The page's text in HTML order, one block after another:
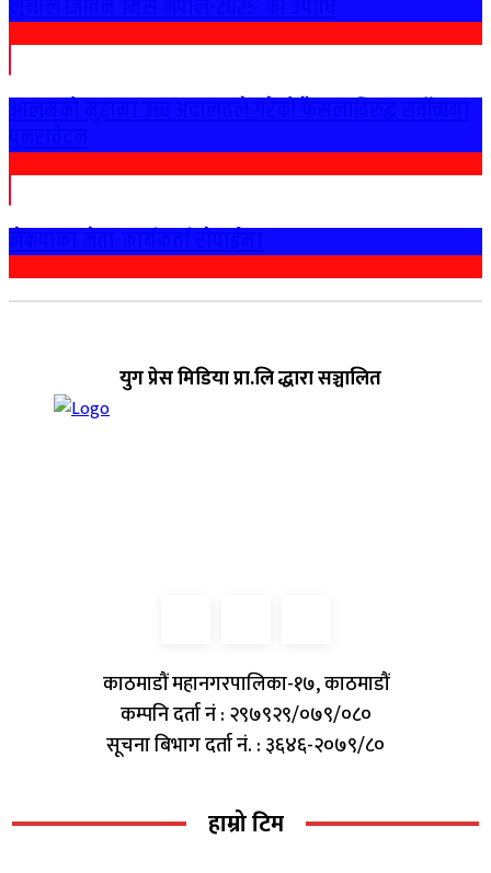
युग प्रेस मिडिया प्रा.लि द्धारा सञ्चालित
काठमाडौं महानगरपालिका-१७, काठमाडौं
कम्पनि दर्ता नं : २९७९२९/०७९/०८०
सूचना बिभाग दर्ता नं. : ३६४६-२०७९/८०
हाम्रो टिम